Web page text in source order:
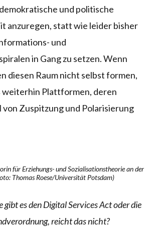
und politische
anzuregen, statt wie leider bisher
und
in Gang zu setzen. Wenn
diesen Raum nicht selbst formen,
weiterhin Plattformen, deren
Zuspitzung und Polarisierung
für Erziehungs- und Sozialisationstheorie an der
Thomas Roese/Universität Potsdam)
gibt es den Digital Services Act oder die
reicht das nicht?